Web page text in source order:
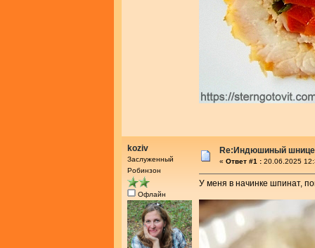
koziv
Заслуженный
Робинзон
Офлайн
Re:Индюшиный
« Ответ #1 : 20.06.2025
У меня в начинке шпинат,